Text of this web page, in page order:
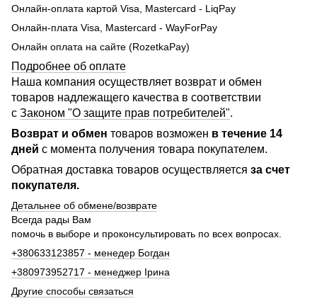
Онлайн-оплата картой Visa, Mastercard - LiqPay
Онлайн-плата Visa, Mastercard - WayForPay
Онлайн оплата на сайте (RozetkaPay)
Подробнее об оплате
Наша компания осуществляет возврат и обмен
товаров надлежащего качества в соответствии
с Законом "О защите прав потребителей".
Возврат и обмен товаров возможен в течение 14
дней с момента получения товара покупателем.
Обратная доставка товаров осуществляется за счет
покупателя.
Детальнее об обмене/возврате
Всегда рады Вам
помочь в выборе и проконсультировать по всех вопросах.
+380633123857 - менедер Богдан
+380973952717 - менеджер Ірина
Другие способы связаться